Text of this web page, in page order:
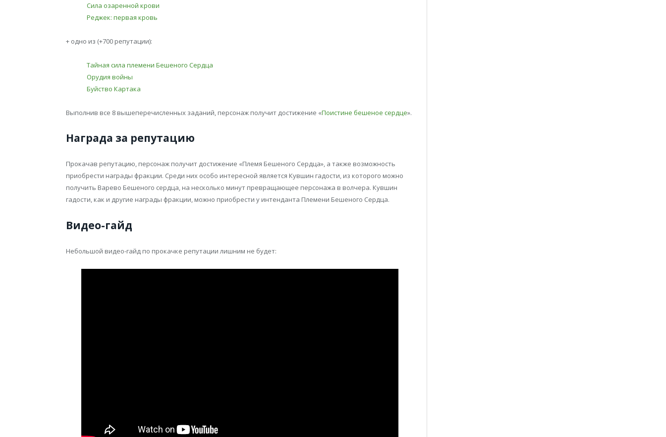
Сила озаренной крови
Реджек: первая кровь
+ одно из (+700 репутации):
Тайная сила племени Бешеного Сердца
Орудия войны
Буйство Картака
Выполнив все 8 вышеперечисленных заданий, персонаж получит достижение «Поистине бешеное сердце».
Награда за репутацию
Прокачав репутацию, персонаж получит достижение «Племя Бешеного Сердца», а также возможность
приобрести награды фракции. Среди них особо интересной является Кувшин гадости, из которого можно
получить Варево Бешеного сердца, на несколько минут превращающее персонажа в волчера. Кувшин
гадости, как и другие награды фракции, можно приобрести у интенданта Племени Бешеного Сердца.
Видео-гайд
Небольшой видео-гайд по прокачке репутации лишним не будет: